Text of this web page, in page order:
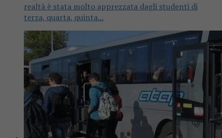
realtà è stata molto apprezzata dagli studenti di
terza, quarta, quinta...